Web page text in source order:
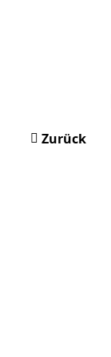
Zurück